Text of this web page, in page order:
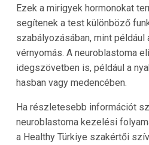
Ezek a mirigyek hormonokat
segítenek a test különböző
szabályozásában, mint
vérnyomás. A neuroblastoma
idegszövetben is, például a
hasban vagy medencében.
Ha részletesebb információt
neuroblastoma kezelési
a Healthy Türkiye szakértői